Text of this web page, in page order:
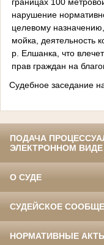
нарушение
целевому
мойка, деятельность
р. Елшанка, что
прав граждан на
Судебное заседание
ПОДАЧА
ЭЛЕКТРОННОМ ВИДЕ
О СУДЕ
СУДЕЙСКОЕ
НОРМАТИВНЫЕ